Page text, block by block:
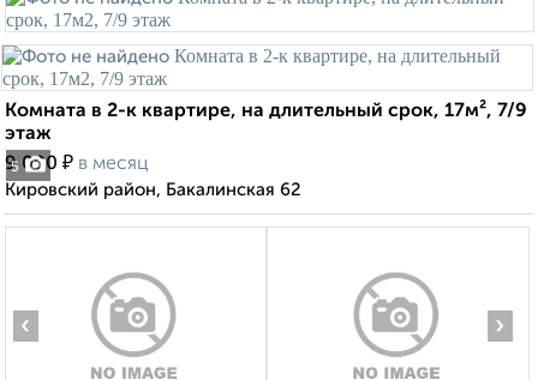
5
Комната в 2-к квартире, на длительный срок, 17м², 7/9
этаж
9 000 ₽ в месяц
Кировский район, Бакалинская 62
‹ ›